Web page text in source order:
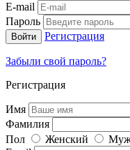
E-mail
Пароль
Регистрация
Забыли свой пароль?
Регистрация
Имя
Фамилия
Пол
Женский